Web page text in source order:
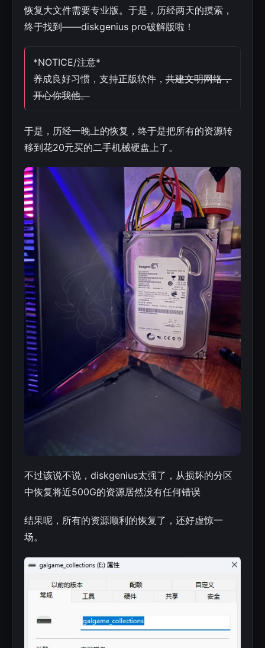
恢复大文件需要专业版。于是，历经两天的摸索，
终于找到——diskgenius pro破解版啦！
*NOTICE/注意*
养成良好习惯，支持正版软件，共建文明网络，
开心你我他。
于是，历经一晚上的恢复，终于是把所有的资源转
移到花20元买的二手机械硬盘上了。
不过该说不说，diskgenius太强了，从损坏的分区
中恢复将近500G的资源居然没有任何错误
结果呢，所有的资源顺利的恢复了，还好虚惊一
场。